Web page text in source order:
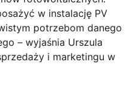
w instalację PV
potrzebom danego
– wyjaśnia Urszula
i marketingu w